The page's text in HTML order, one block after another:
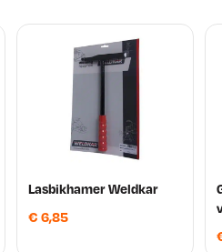
4
Lasbikhamer Weldkar
€ 6,85